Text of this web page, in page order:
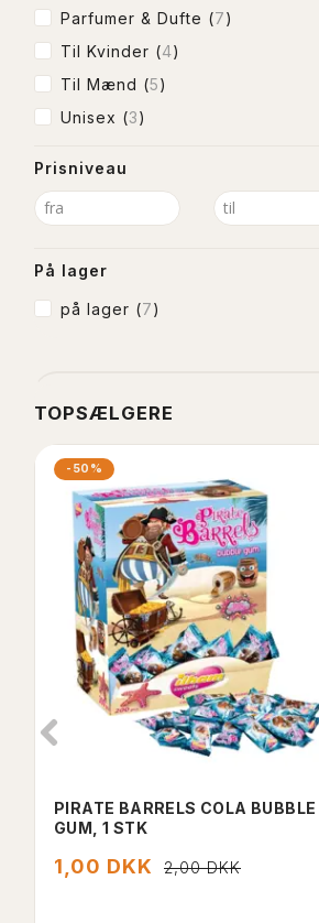
Parfumer & Dufte (7)
Til Kvinder (4)
Til Mænd (5)
Unisex (3)
Prisniveau
På lager
på lager (7)
TOPSÆLGERE
-50%
PIRATE BARRELS COLA BUBBLE
GUM, 1 STK
1,00 DKK 2,00 DKK